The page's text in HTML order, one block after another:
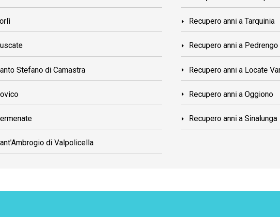
Recupero anni a Tarquinia
Recupero anni a Pedrengo
Stefano di Camastra Recupero anni a Locate
Recupero anni a Oggiono
Recupero anni a Sinalunga
di Valpolicella